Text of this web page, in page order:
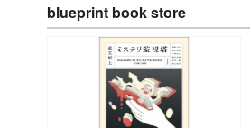
blueprint book store